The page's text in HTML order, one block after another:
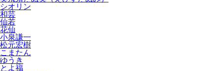
シオリン
和芸
仙若
花仙
小泉謙一
松元宏樹
こまたん
ゆうき
とよ福